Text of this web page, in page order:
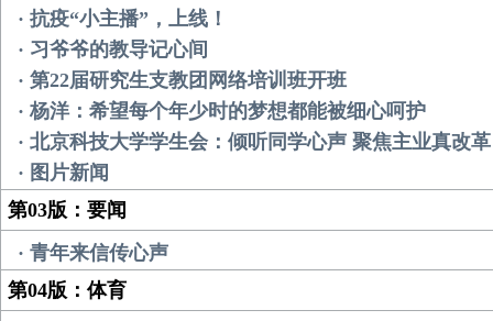
· 抗疫“小主播”，上线！
· 习爷爷的教导记心间
· 第22届研究生支教团网络培训班开班
· 杨洋：希望每个年少时的梦想都能被细心呵护
· 北京科技大学学生会：倾听同学心声 聚焦主业真改革
· 图片新闻
第03版：要闻
· 青年来信传心声
第04版：体育